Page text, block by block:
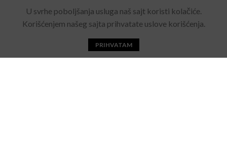
2022 Sva prava zadržana. Made by
Acebears
U svrhe poboljšanja usluga naš sajt koristi kolačiće.
Korišćenjem našeg sajta prihvatate uslove korišćenja.
PRIHVATAM